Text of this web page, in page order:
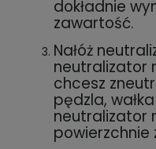
dokładnie
zawartość.
Nałóż
neutralizator
chcesz
pędzla,
neutralizator
powierzchnie